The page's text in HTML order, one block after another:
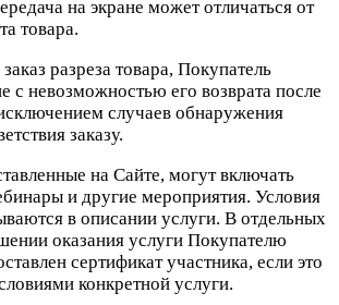
на экране может отличаться от
товара.
разреза товара, Покупатель
с невозможностью его возврата после
случаев обнаружения
заказу.
на Сайте, могут включать
и другие мероприятия. Условия
в описании услуги. В отдельных
оказания услуги Покупателю
сертификат участника, если это
конкретной услуги.